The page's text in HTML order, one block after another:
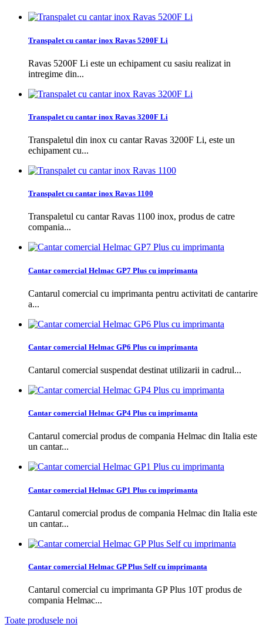
Transpalet cu cantar inox Ravas 5200F Li
Ravas 5200F Li este un echipament cu sasiu realizat in
intregime din...
Transpalet cu cantar inox Ravas 3200F Li
Transpaletul din inox cu cantar Ravas 3200F Li, este un
echipament cu...
Transpalet cu cantar inox Ravas 1100
Transpaletul cu cantar Ravas 1100 inox, produs de catre
compania...
Cantar comercial Helmac GP7 Plus cu imprimanta
Cantarul comercial cu imprimanta pentru activitati de cantarire
a...
Cantar comercial Helmac GP6 Plus cu imprimanta
Cantarul comercial suspendat destinat utilizarii in cadrul...
Cantar comercial Helmac GP4 Plus cu imprimanta
Cantarul comercial produs de compania Helmac din Italia este
un cantar...
Cantar comercial Helmac GP1 Plus cu imprimanta
Cantarul comercial produs de compania Helmac din Italia este
un cantar...
Cantar comercial Helmac GP Plus Self cu imprimanta
Cantarul comercial cu imprimanta GP Plus 10T produs de
compania Helmac...
Toate produsele noi